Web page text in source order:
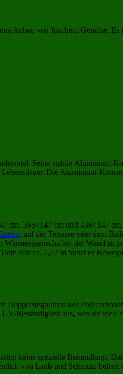
Anbau von frischem Gemüse.
Seine stabile Aluminium-
Die Aluminium-
cm, 365×147 cm und 436×147
, auf der Terrasse oder dem
der Wand zu
von ca. 1,47 m bietet es
aus
Beständigkeit aus, was sie
keine spezielle Behandlung.
von Laub und Schmutz